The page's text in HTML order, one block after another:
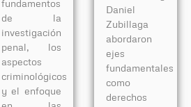
fundamentos
de la
investigación
penal, los
aspectos
criminológicos
y el enfoque
Daniel
Zubillaga
abordaron
ejes
fundamentales
como
derechos